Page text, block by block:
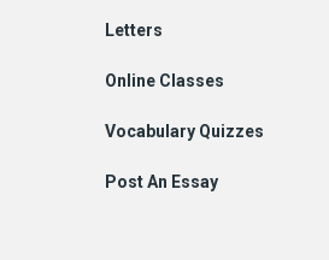
Letters
Online Classes
Vocabulary Quizzes
Post An Essay